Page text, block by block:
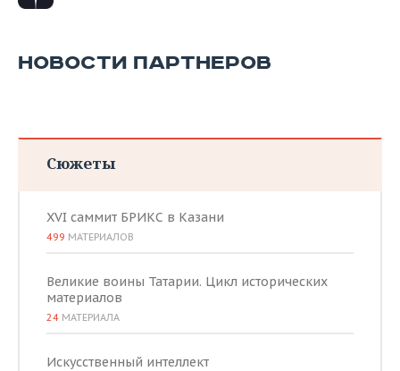
НОВОСТИ ПАРТНЕРОВ
Сюжеты
XVI саммит БРИКС в Казани
499 МАТЕРИАЛОВ
Великие воины Татарии. Цикл исторических
материалов
24 МАТЕРИАЛА
Искусственный интеллект